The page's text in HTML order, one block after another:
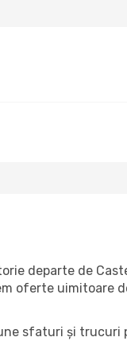
departe de
oferte uimitoare
sfaturi și trucuri